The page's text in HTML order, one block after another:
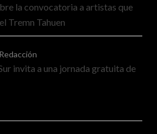
la convocatoria a artistas que
Tremn Tahuen
invita a una jornada gratuita de